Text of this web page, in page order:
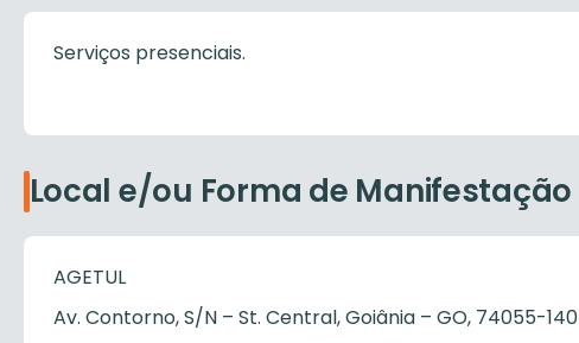
Serviços presenciais.
Local e/ou Forma de Manifestação
AGETUL
Av. Contorno, S/N – St. Central, Goiânia – GO, 74055-140